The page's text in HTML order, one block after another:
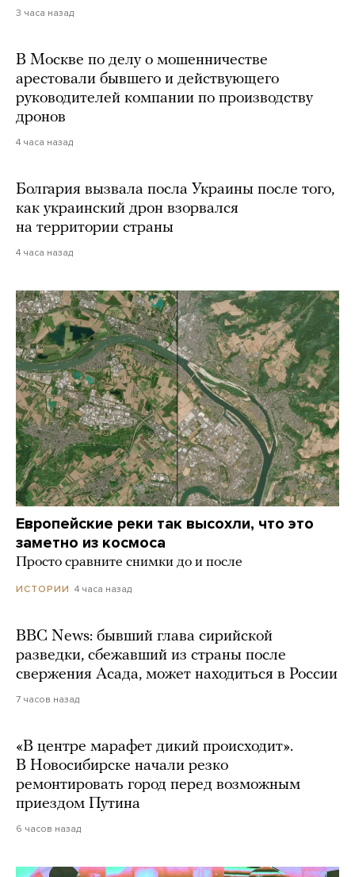
3 часа назад
В Москве по делу о мошенничестве
арестовали бывшего и действующего
руководителей компании по производству
дронов
4 часа назад
Болгария вызвала посла Украины после того,
как украинский дрон взорвался
на территории страны
4 часа назад
Европейские реки так высохли, что это
заметно из космоса
Просто сравните снимки до и после
ИСТОРИИ 4 часа назад
BBC News: бывший глава сирийской
разведки, сбежавший из страны после
свержения Асада, может находиться в России
7 часов назад
«В центре марафет дикий происходит».
В Новосибирске начали резко
ремонтировать город перед возможным
приездом Путина
6 часов назад